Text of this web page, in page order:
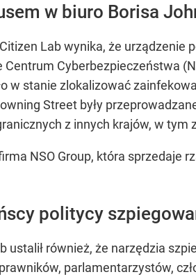
w biuro Borisa
Lab wynika, że urządzenie
Centrum Cyberbezpieczeństwa
w stanie zlokalizować
Street były
z innych krajów, w tym
NSO Group, która sprzedaje
politycy
ustalił również, że narzędzia
parlamentarzystów,